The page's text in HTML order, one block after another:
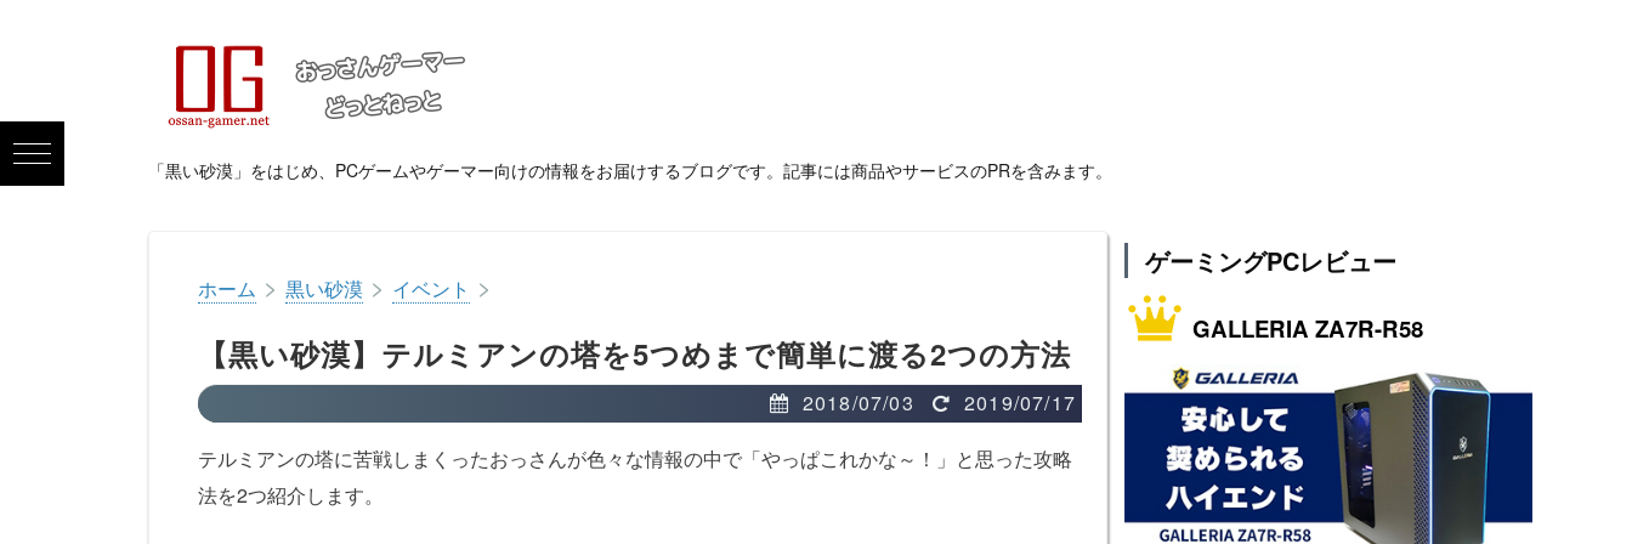
「黒い砂漠」をはじめ、PCゲームやゲーマー向けの情報をお届けするブログです。記事には商品やサービスのPRを含みます。
ホーム > 黒い砂漠 > イベント >
【黒い砂漠】テルミアンの塔を5つめまで簡単に渡る2つの方法
2018/07/03
2019/07/17
テルミアンの塔に苦戦しまくったおっさんが色々な情報の中で「やっぱこれかな～！」と思った攻略
法を2つ紹介します。
ゲーミングPCレビュー
GALLERIA ZA7R-R58